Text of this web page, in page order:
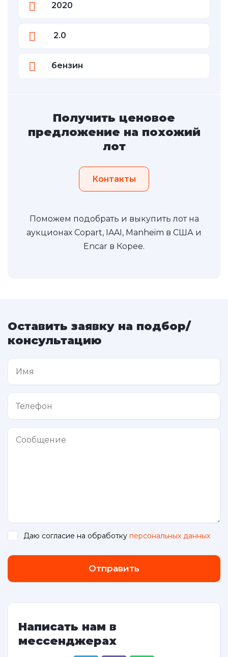
2020
2.0
бензин
Получить ценовое
предложение на похожий
лот
Контакты
Поможем подобрать и выкупить лот на
аукционах Copart, IAAI, Manheim в США и
Encar в Корее.
Оставить заявку на подбор/
консультацию
Даю согласие на обработку персональных данных
Отправить
Написать нам в
мессенджерах